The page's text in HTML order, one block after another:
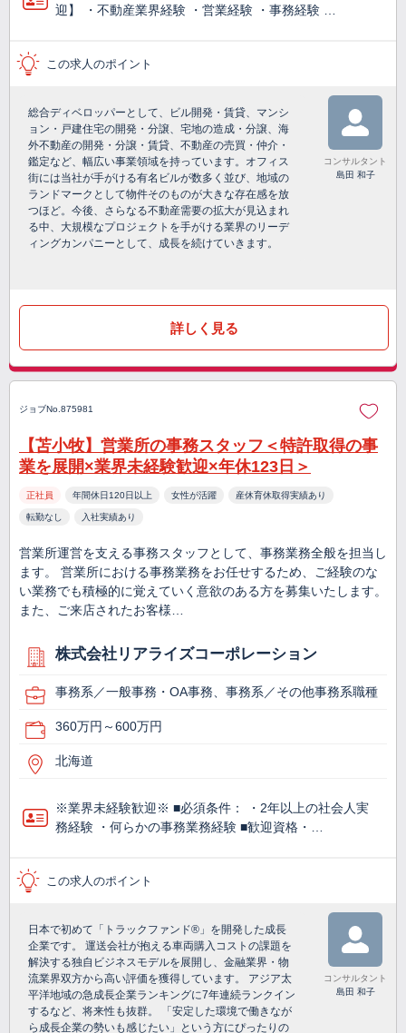
迎】 ・不動産業界経験 ・営業経験 ・事務経験 …
この求人のポイント
総合ディベロッパーとして、ビル開発・賃貸、マンシ
ョン・戸建住宅の開発・分譲、宅地の造成・分譲、海
外不動産の開発・分譲・賃貸、不動産の売買・仲介・
鑑定など、幅広い事業領域を持っています。オフィス
街には当社が手がける有名ビルが数多く並び、地域の
ランドマークとして物件そのものが大きな存在感を放
つほど。今後、さらなる不動産需要の拡大が見込まれ
る中、大規模なプロジェクトを手がける業界のリーデ
ィングカンパニーとして、成長を続けていきます。
コンサルタント
島田 和子
詳しく見る
ジョブNo.875981
【苫小牧】営業所の事務スタッフ＜特許取得の事
業を展開×業界未経験歓迎×年休123日＞
正社員 年間休日120日以上 女性が活躍 産休育休取得実績あり
転勤なし 入社実績あり
営業所運営を支える事務スタッフとして、事務業務全般を担当し
ます。 営業所における事務業務をお任せするため、ご経験のな
い業務でも積極的に覚えていく意欲のある方を募集いたします。
また、ご来店されたお客様…
株式会社リアライズコーポレーション
事務系／一般事務・OA事務、事務系／その他事務系職種
360万円～600万円
北海道
※業界未経験歓迎※ ■必須条件： ・2年以上の社会人実
務経験 ・何らかの事務業務経験 ■歓迎資格・…
この求人のポイント
日本で初めて「トラックファンド®」を開発した成長
企業です。 運送会社が抱える車両購入コストの課題を
解決する独自ビジネスモデルを展開し、金融業界・物
流業界双方から高い評価を獲得しています。 アジア太
平洋地域の急成長企業ランキングに7年連続ランクイン
するなど、将来性も抜群。 「安定した環境で働きなが
ら成長企業の勢いも感じたい」という方にぴったりの
コンサルタント
島田 和子